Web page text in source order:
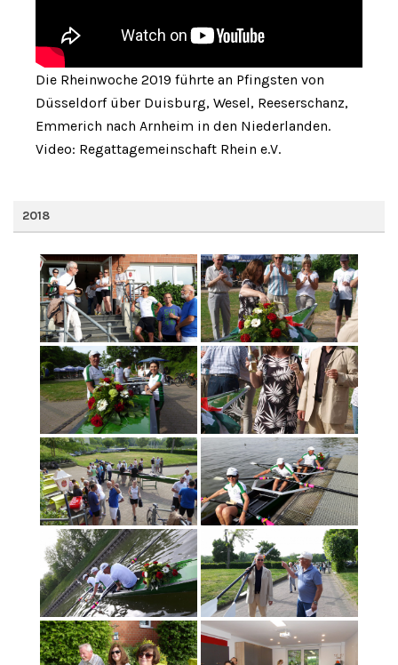
Die Rheinwoche 2019 führte an Pfingsten von
Düsseldorf über Duisburg, Wesel, Reeserschanz,
Emmerich nach Arnheim in den Niederlanden.
Video: Regattagemeinschaft Rhein e.V.
2018